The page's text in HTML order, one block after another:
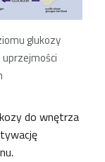
glukozy
do wnętrza